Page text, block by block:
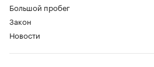
Большой пробег
Закон
Новости